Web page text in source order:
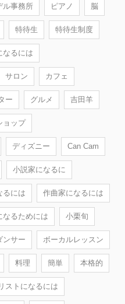
ル事務所 ピアノ 脳
特待生 特待生制度
なるには
サロン カフェ
ー グルメ 吉田羊
ョップ
ディズニー Can Cam
小説家になるに
るには 作曲家になるには
なるためには 小栗旬
ンサー ボーカルレッスン
料理 簡単 本格的
ストになるには